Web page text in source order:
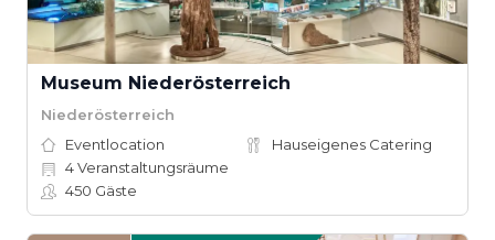
Museum Niederösterreich
Niederösterreich
Eventlocation
Hauseigenes Catering
4Veranstaltungsräume
450 Gäste